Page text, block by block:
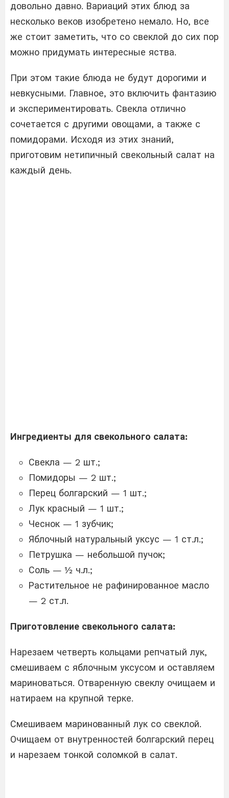
довольно давно. Вариаций этих блюд за
несколько веков изобретено немало. Но, все
же стоит заметить, что со свеклой до сих пор
можно придумать интересные яства.
При этом такие блюда не будут дорогими и
невкусными. Главное, это включить фантазию
и экспериментировать. Свекла отлично
сочетается с другими овощами, а также с
помидорами. Исходя из этих знаний,
приготовим нетипичный свекольный салат на
каждый день.
Ингредиенты для свекольного салата:
Свекла — 2 шт.;
Помидоры — 2 шт.;
Перец болгарский — 1 шт.;
Лук красный — 1 шт.;
Чеснок — 1 зубчик;
Яблочный натуральный уксус — 1 ст.л.;
Петрушка — небольшой пучок;
Соль — ½ ч.л.;
Растительное не рафинированное масло
— 2 ст.л.
Приготовление свекольного салата:
Нарезаем четверть кольцами репчатый лук,
смешиваем с яблочным уксусом и оставляем
мариноваться. Отваренную свеклу очищаем и
натираем на крупной терке.
Смешиваем маринованный лук со свеклой.
Очищаем от внутренностей болгарский перец
и нарезаем тонкой соломкой в салат.